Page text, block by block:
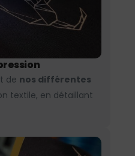
de nos différentes
textile, en détaillant